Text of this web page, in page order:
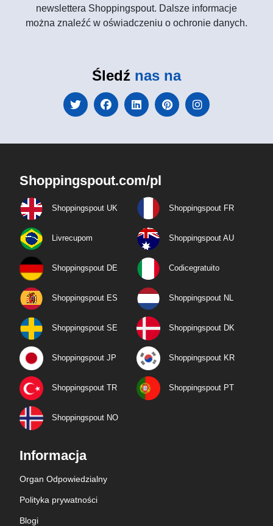
newslettera Shoppingspout. Dalsze informacje
można znaleźć w oświadczeniu o ochronie danych.
Śledź nas na
Shoppingspout.com/pl
Shoppingspout UK Shoppingspout FR
Livrecupom Shoppingspout AU
Shoppingspout DE Codicegratuito
Shoppingspout ES Shoppingspout NL
Shoppingspout SE Shoppingspout DK
Shoppingspout JP Shoppingspout KR
Shoppingspout TR Shoppingspout PT
Shoppingspout NO
Informacja
Organ Odpowiedzialny
Polityka prywatności
Blogi